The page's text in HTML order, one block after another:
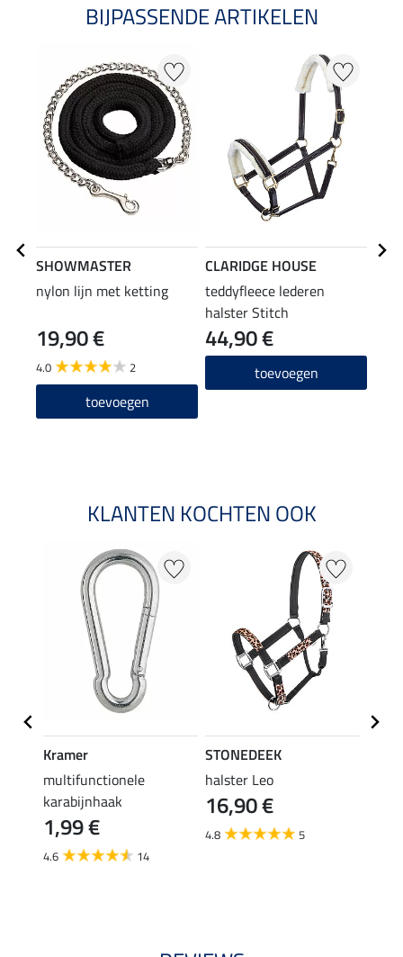
BIJPASSENDE ARTIKELEN
SHOWMASTER
nylon lijn met ketting
19,90 €
4.0 2
toevoegen
CLARIDGE HOUSE
teddyfleece lederen
halster Stitch
44,90 €
toevoegen
KLANTEN KOCHTEN OOK
Kramer
multifunctionele
karabijnhaak
1,99 €
4.6 14
STONEDEEK
halster Leo
16,90 €
4.8 5